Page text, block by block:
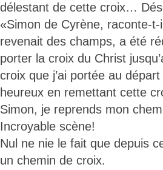
délestant de cette croix…
«Simon de Cyrène, raconte-
revenait des champs, a été
porter la croix du Christ
croix que j’ai portée au
heureux en remettant cette
Simon, je reprends mon
Incroyable scène!
Nul ne nie le fait que depuis
un chemin de croix.